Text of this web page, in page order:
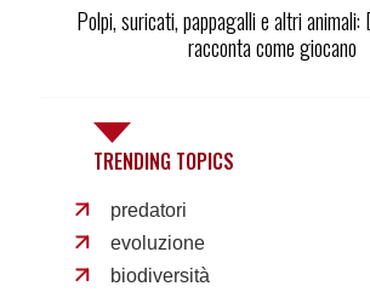
Polpi, suricati, pappagalli e altri animali:
racconta come giocano
TRENDING TOPICS
predatori
evoluzione
biodiversità